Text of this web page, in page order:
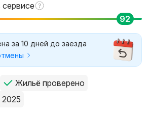
92
за 10 дней до заезда
Жильё проверено